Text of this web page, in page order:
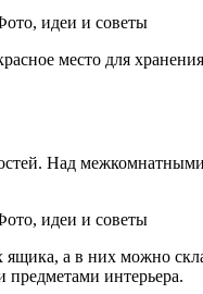
место для
Над
а в них можно
интерьера.